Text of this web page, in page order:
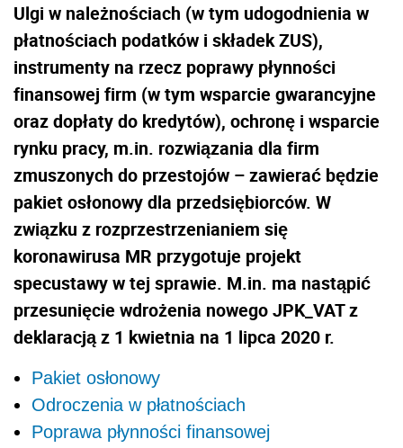
Ulgi w należnościach (w tym udogodnienia w
płatnościach podatków i składek ZUS),
instrumenty na rzecz poprawy płynności
finansowej firm (w tym wsparcie gwarancyjne
oraz dopłaty do kredytów), ochronę i wsparcie
rynku pracy, m.in. rozwiązania dla firm
zmuszonych do przestojów – zawierać będzie
pakiet osłonowy dla przedsiębiorców. W
związku z rozprzestrzenianiem się
koronawirusa MR przygotuje projekt
specustawy w tej sprawie. M.in. ma nastąpić
przesunięcie wdrożenia nowego JPK_VAT z
deklaracją z 1 kwietnia na 1 lipca 2020 r.
Pakiet osłonowy
Odroczenia w płatnościach
Poprawa płynności finansowej